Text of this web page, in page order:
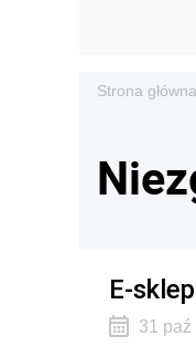
Strona główna
E-
31 paź